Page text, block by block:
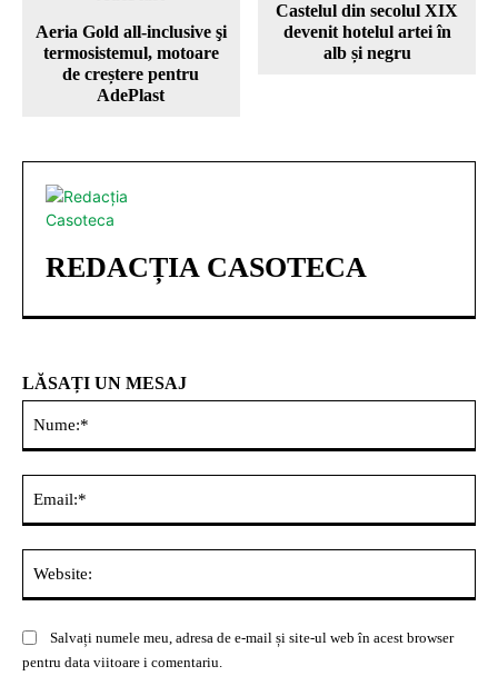
Aeria Gold all-inclusive şi
termosistemul, motoare
de creștere pentru
AdePlast
Castelul din secolul XIX
devenit hotelul artei în
alb și negru
REDACȚIA CASOTECA
LĂSAȚI UN MESAJ
Salvați numele meu, adresa de e-mail și site-ul web în acest browser
pentru data viitoare i comentariu.